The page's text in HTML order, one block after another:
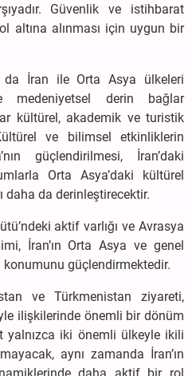
Güvenlik ve istihbarat
altına alınması için uygun bir
da İran ile Orta Asya ülkeleri
derin bağlar
kültürel, akademik ve turistik
ve bilimsel etkinliklerin
güçlendirilmesi, İran’daki
Orta Asya’daki kültürel
daha da derinleştirecektir.
aktif varlığı ve Avrasya
İran’ın Orta Asya ve genel
güçlendirmektedir.
ve Türkmenistan ziyareti,
ilişkilerinde önemli bir dönüm
yalnızca iki önemli ülkeyle ikili
aynı zamanda İran’ın